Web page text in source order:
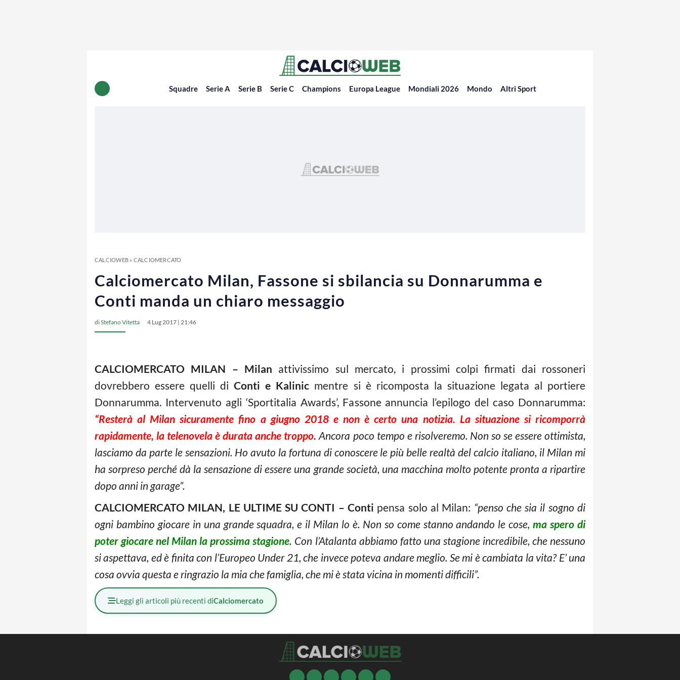
Squadre Serie A Serie B Serie C Champions Europa League Mondiali 2026 Mondo Altri Sport
CALCIOWEB» CALCIOMERCATO
Calciomercato Milan, Fassone si sbilancia su Donnarumma e
Conti manda un chiaro messaggio
diStefano Vitetta 4 Lug 2017 | 21:46
CALCIOMERCATO MILAN – Milan attivissimo sul mercato, i prossimi colpi firmati dai rossoneri
dovrebbero essere quelli diConti e Kalinic mentre si è ricomposta la situazione legata al portiere
Donnarumma. Intervenuto agli ‘Sportitalia Awards’, Fassone annuncia l’epilogo del caso Donnarumma:
“Resterà al Milan sicuramente fino a giugno 2018 e non è certo una notizia. La situazione si ricomporrà
rapidamente, la telenovela è durata anche troppo. Ancora poco tempo e risolveremo. Non so se essere ottimista,
lasciamo da parte le sensazioni. Ho avuto la fortuna di conoscere le più belle realtà del calcio italiano, il Milan mi
ha sorpreso perché dà la sensazione di essere una grande società, una macchina molto potente pronta a ripartire
dopo anni in garage”.
CALCIOMERCATO MILAN, LE ULTIME SU CONTI –Conti pensa solo al Milan: “penso che sia il sogno di
ogni bambino giocare in una grande squadra, e il Milan lo è. Non so come stanno andando le cose,ma spero di
poter giocare nel Milan la prossima stagione. Con l’Atalanta abbiamo fatto una stagione incredibile, che nessuno
si aspettava, ed è finita con l’Europeo Under 21, che invece poteva andare meglio. Se mi è cambiata la vita? E’ una
cosa ovvia questa e ringrazio la mia che famiglia, che mi è stata vicina in momenti difficili”.
Leggi gli articoli più recenti diCalciomercato